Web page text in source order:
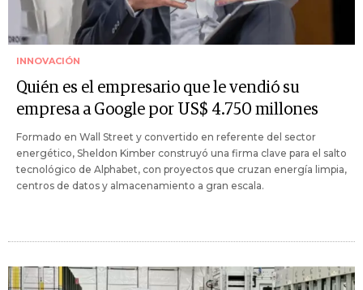
INNOVACIÓN
Quién es el empresario que le vendió su
empresa a Google por US$ 4.750 millones
Formado en Wall Street y convertido en referente del sector
energético, Sheldon Kimber construyó una firma clave para el salto
tecnológico de Alphabet, con proyectos que cruzan energía limpia,
centros de datos y almacenamiento a gran escala.